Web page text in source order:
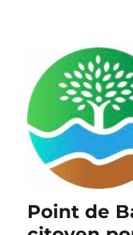
Point de